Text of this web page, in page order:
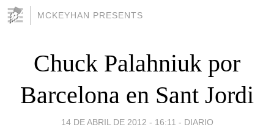
MCKEYHAN PRESENTS
Chuck Palahniuk por
Barcelona en Sant Jordi
14 DE ABRIL DE 2012 - 16:11 - DIARIO